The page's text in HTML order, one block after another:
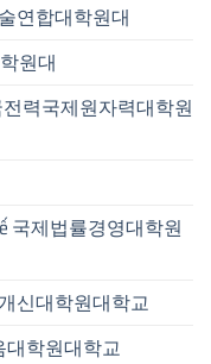
연합대학원대
원대
전력국제원자력대학원
국제법률경영대학원
개신대학원대학교
대학원대학교